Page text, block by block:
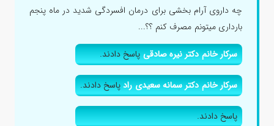
چه داروی آرام بخشی برای درمان افسردگی شدید در ماه پنجم
بارداری میتونم مصرف کنم ؟؟...
سرکار خانم دکتر نیره صادقیپاسخ دادند.
سرکار خانم دکتر سمانه سعیدی رادپاسخ دادند.
پاسخ دادند.